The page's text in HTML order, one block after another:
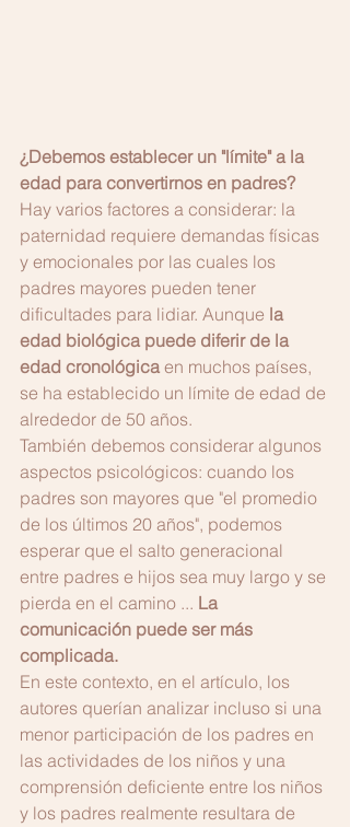
¿Debemos establecer un "límite" a la
edad para convertirnos en padres?
Hay varios factores a considerar: la
paternidad requiere demandas físicas
y emocionales por las cuales los
padres mayores pueden tener
dificultades para lidiar. Aunque la
edad biológica puede diferir de la
edad cronológica en muchos países,
se ha establecido un límite de edad de
alrededor de 50 años.
También debemos considerar algunos
aspectos psicológicos: cuando los
padres son mayores que "el promedio
de los últimos 20 años", podemos
esperar que el salto generacional
entre padres e hijos sea muy largo y se
pierda en el camino ... La
comunicación puede ser más
complicada.
En este contexto, en el artículo, los
autores querían analizar incluso si una
menor participación de los padres en
las actividades de los niños y una
comprensión deficiente entre los niños
y los padres realmente resultara de